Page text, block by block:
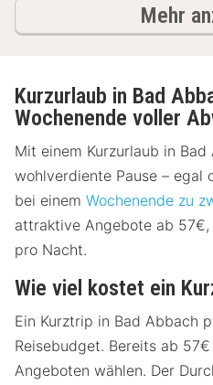
Mehr
Kurzurlaub in Bad
Wochenende voller
Mit einem Kurzurlaub in
wohlverdiente Pause – egal
bei einem Wochenende zu
attraktive Angebote ab
pro Nacht.
Wie viel kostet ein
Ein Kurztrip in Bad Abbach
Reisebudget. Bereits ab
Angeboten wählen. Der